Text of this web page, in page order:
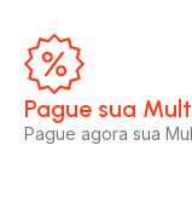
Pague sua
Pague agora sua